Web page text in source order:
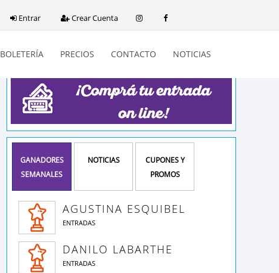
Entrar Crear Cuenta
BOLETERÍA PRECIOS CONTACTO NOTICIAS
GANADORES
SEMANALES
NOTICIAS
CUPONES Y
PROMOS
AGUSTINA ESQUIBEL
ENTRADAS
DANILO LABARTHE
ENTRADAS